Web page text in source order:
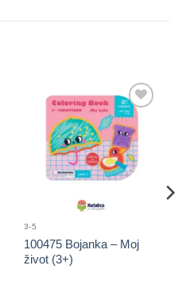
Sačuvaj
proizvod
3-5
100475 Bojanka – Moj
život (3+)